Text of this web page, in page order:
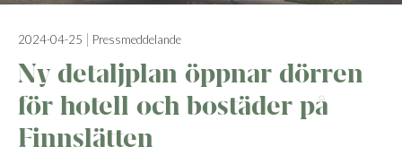
2024-04-25 Pressmeddelande
Ny detaljplan öppnar dörren
för hotell och bostäder på
Finnslätten